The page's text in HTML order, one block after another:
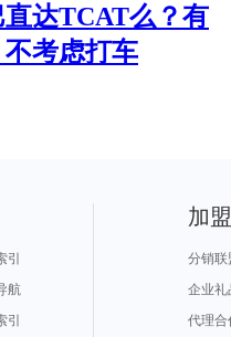
达TCAT么？有
考虑打车
引
航
引
加
分销联
企业礼
代理合